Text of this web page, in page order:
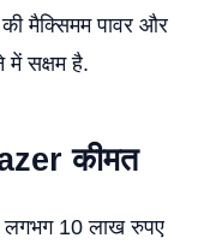
मैक्सिमम पावर और
में सक्षम है.
कीमत
10 लाख रुपए